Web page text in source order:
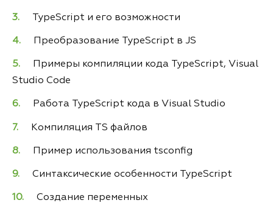
TypeScript и его возможности
Преобразование TypeScript в JS
Примеры компиляции кода TypeScript, Visual
Studio Code
Работа TypeScript кода в Visual Studio
Компиляция TS файлов
Пример использования tsconfig
Синтаксические особенности TypeScript
Создание переменных